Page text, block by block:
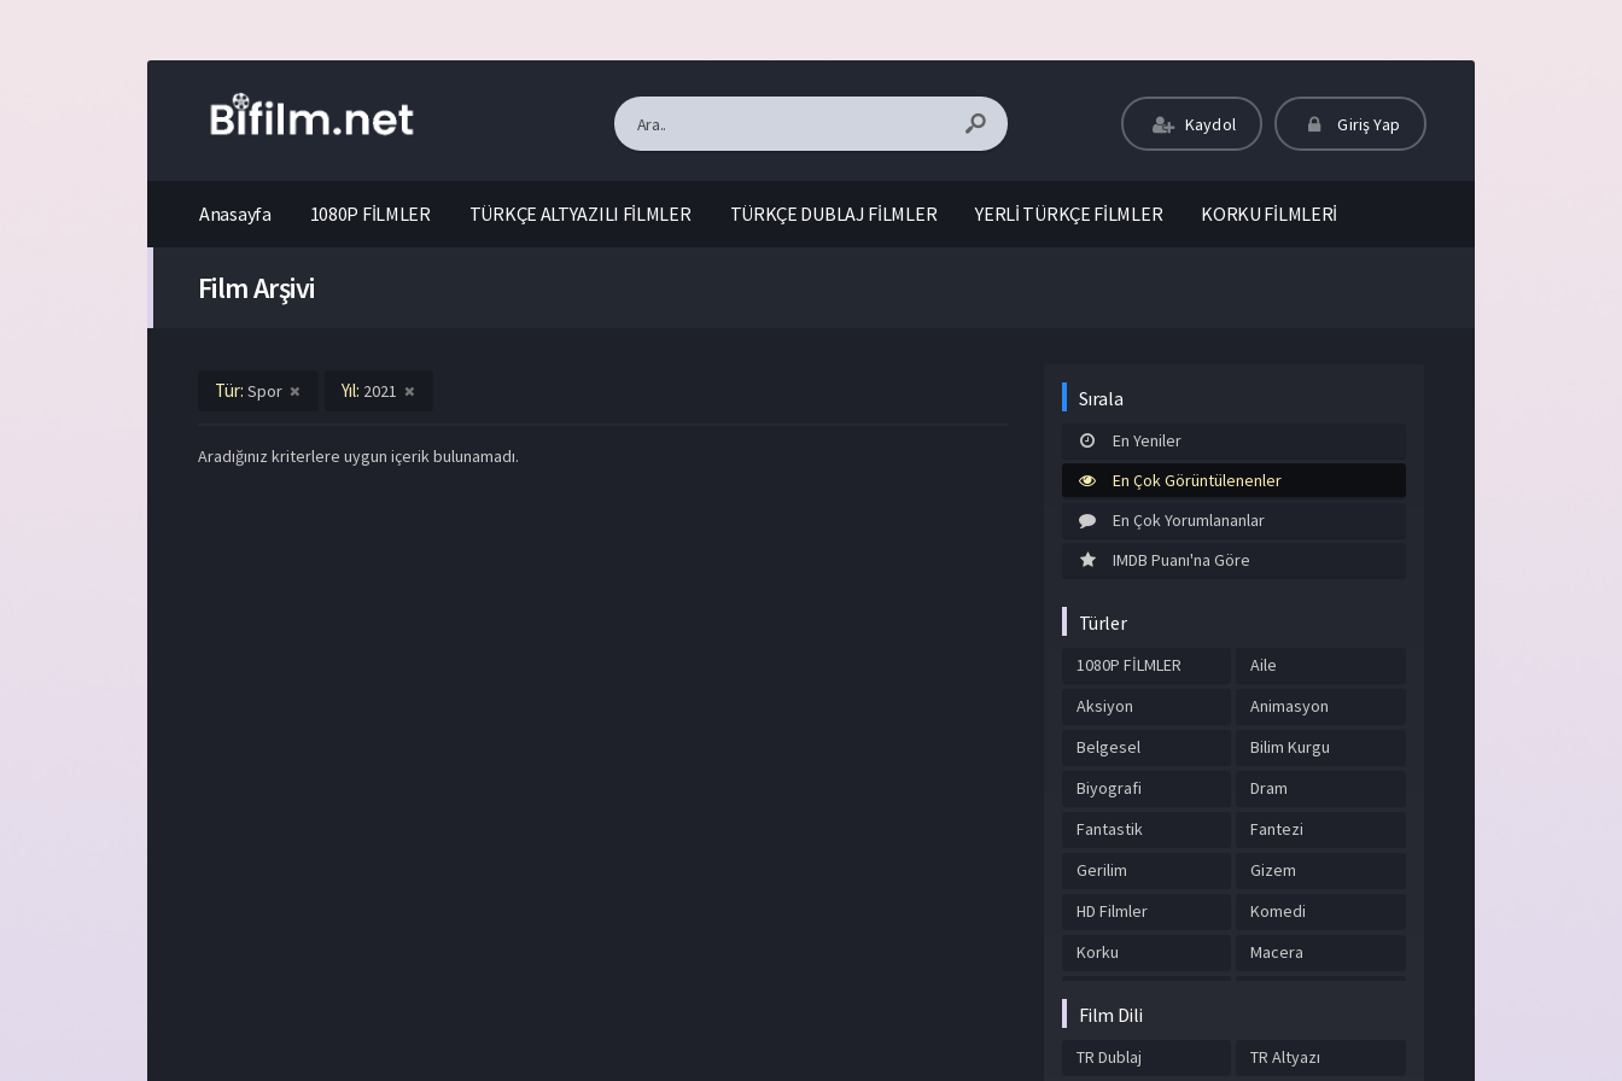
Kaydol Giriş Yap
Anasayfa 1080P FİLMLER TÜRKÇE ALTYAZILI FİLMLER TÜRKÇE DUBLAJ FİLMLER YERLİ TÜRKÇE FİLMLER KORKU FİLMLERİ
Film Arşivi
Tür: Spor Yıl: 2021
Aradığınız kriterlere uygun içerik bulunamadı.
Sırala
En Yeniler
En Çok Görüntülenenler
En Çok Yorumlananlar
IMDB Puanı'na Göre
Türler
1080P FİLMLER
Aile
Aksiyon
Animasyon
Belgesel
Bilim Kurgu
Biyografi
Dram
Fantastik
Fantezi
Gerilim
Gizem
HD Filmler
Komedi
Korku
Macera
Film Dili
TR Dublaj TR Altyazı